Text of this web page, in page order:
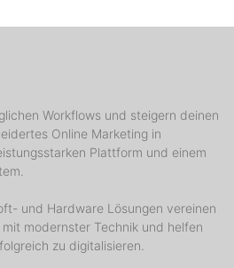
Workflows und steigern deinen
Online Marketing in
Plattform und einem
und Hardware Lösungen vereinen
modernster Technik und helfen
zu digitalisieren.